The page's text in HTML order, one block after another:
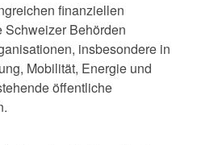
finanziellen
Schweizer Behörden
insbesondere in
Mobilität, Energie und
öffentliche